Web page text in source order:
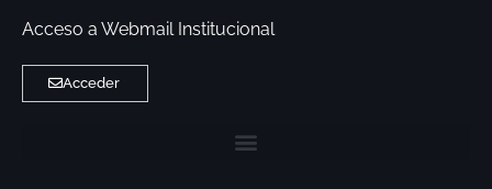
Acceso a Webmail Institucional
Acceder